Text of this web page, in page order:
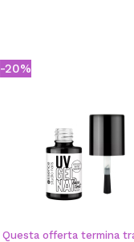
-20%
Questa offerta termina